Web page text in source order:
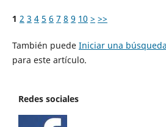
1 2 3 4 5 6 7 8 9 10 > >>
También puede Iniciar una
para este artículo.
Redes sociales